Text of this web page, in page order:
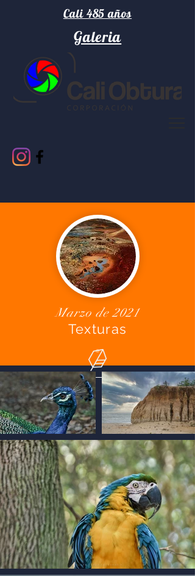
Cali 485 años
Galeria
Marzo de 2021
Texturas